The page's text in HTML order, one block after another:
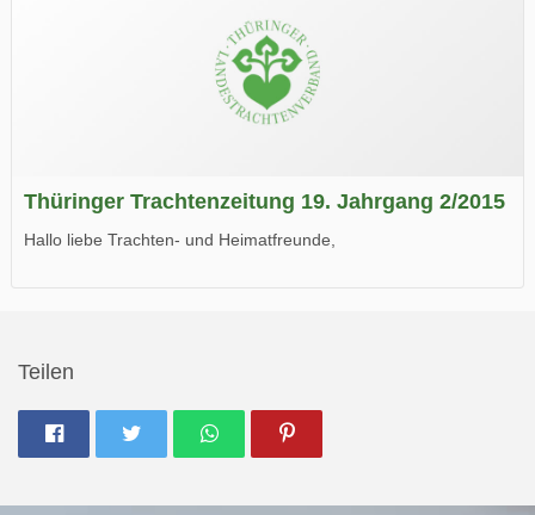
Thüringer Trachtenzeitung 19. Jahrgang 2/2015
Hallo liebe Trachten- und Heimatfreunde,
Teilen